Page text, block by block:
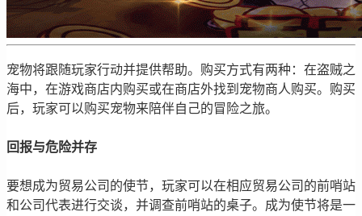
宠物将跟随玩家行动并提供帮助。购买方式有两种：在盗贼之
海中，在游戏商店内购买或在商店外找到宠物商人购买。购买
后，玩家可以购买宠物来陪伴自己的冒险之旅。
回报与危险并存
要想成为贸易公司的使节，玩家可以在相应贸易公司的前哨站
和公司代表进行交谈，并调查前哨站的桌子。成为使节将是一